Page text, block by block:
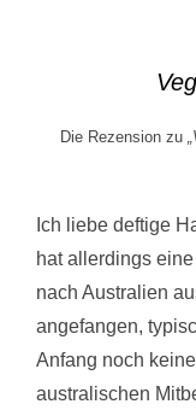
Die Rezension zu
Ich liebe deftige
hat allerdings
nach Australien
angefangen,
Anfang noch
australischen